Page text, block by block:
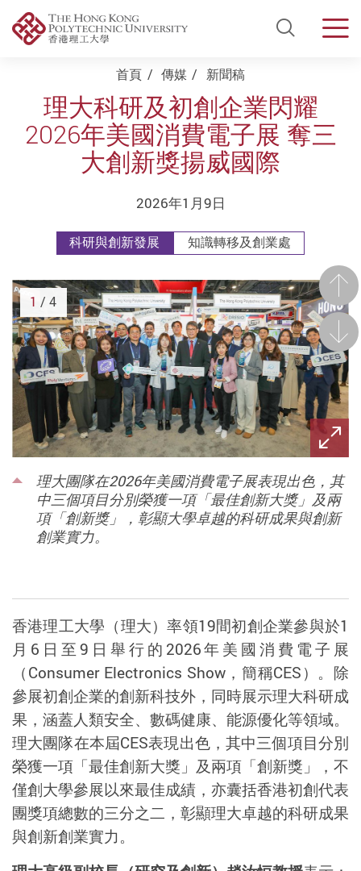
Open
Start main content首頁 傳媒 新聞稿
理大科研及初創企業閃耀
2026年美國消費電子展 奪三
大創新獎揚威國際
2026年1月9日
科研與創新發展 知識轉移及創業處
前
理大團隊在2026年美國消費電子展表現出色，其
中三個項目分別榮獲一項「最佳創新大獎」及兩
項「創新獎」，彰顯大學卓越的科研成果與創新
創業實力。
後一
1 / 4
香港理工大學（理大）率領19間初創企業參與於1
月 6 日至9 日舉行的 2026年美國消費電子展
（Consumer Electronics Show，簡稱CES）。除
參展初創企業的創新科技外，同時展示理大科研成
果，涵蓋人類安全、數碼健康、 能源優化等領域。
理大團隊在本屆CES表現出色，其中三個項目分別
榮獲一項「最佳創新大獎」及兩項「創新獎」，不
僅創大學參展以來最佳成績，亦囊括香港初創代表
團獎項總數的三分之二，彰顯理大卓越的科研成果
與創新創業實力。